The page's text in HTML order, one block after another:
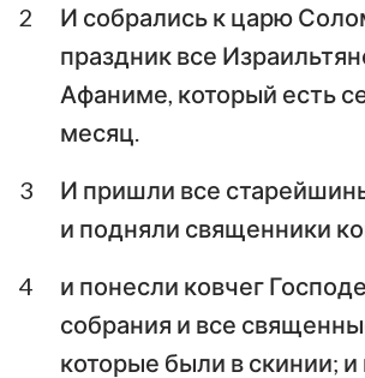
Иоиль Амос
Авдия Иона
Аввакум
Малахия
2
И собрались к царю
праздник все
Афаниме, который есть
месяц.
3
И пришли все
и подняли священники
4
и понесли ковчег
собрания и все
которые были в скинии; и